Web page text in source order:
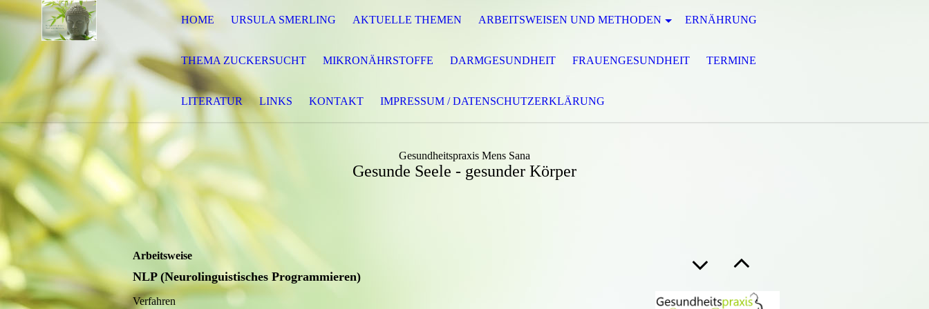
HOME URSULA SMERLING AKTUELLE THEMEN ARBEITSWEISEN UND METHODEN ERNÄHRUNG
THEMA ZUCKERSUCHT MIKRONÄHRSTOFFE DARMGESUNDHEIT FRAUENGESUNDHEIT TERMINE
LITERATUR LINKS KONTAKT IMPRESSUM / DATENSCHUTZERKLÄRUNG
Gesundheitspraxis Mens Sana
Gesunde Seele - gesunder Körper
Arbeitsweise
NLP (Neurolinguistisches Programmieren)
Verfahren